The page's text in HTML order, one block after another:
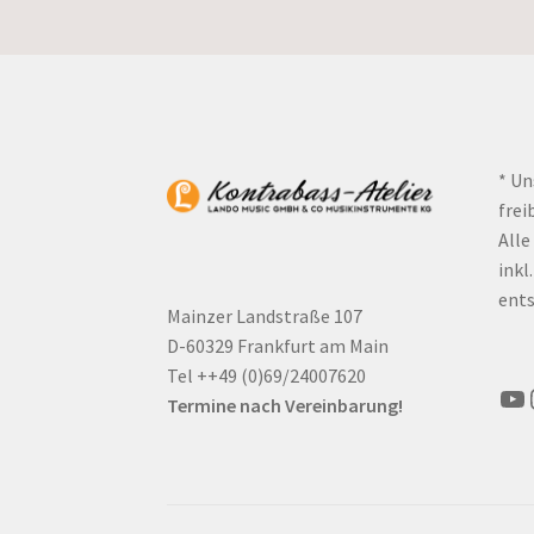
Mainzer Landstraße 107
D-60329 Frankfurt am Main
Tel ++49 (0)69/24007620
Termine nach Vereinbarung!
*
Alle